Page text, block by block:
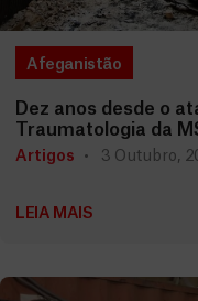
Afeganistão
Dez anos desde o
Traumatologia da
Artigos 3 Outubro,
LEIA MAIS